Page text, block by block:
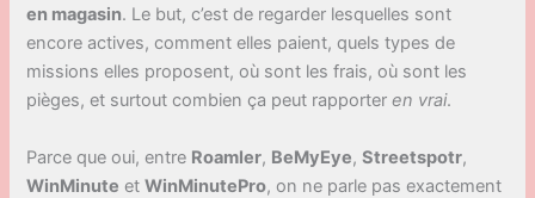
en magasin. Le but, c’est de regarder lesquelles sont
encore actives, comment elles paient, quels types de
missions elles proposent, où sont les frais, où sont les
pièges, et surtout combien ça peut rapporteren vrai.
Parce que oui, entre Roamler, BeMyEye,Streetspotr,
WinMinute etWinMinutePro, on ne parle pas exactement